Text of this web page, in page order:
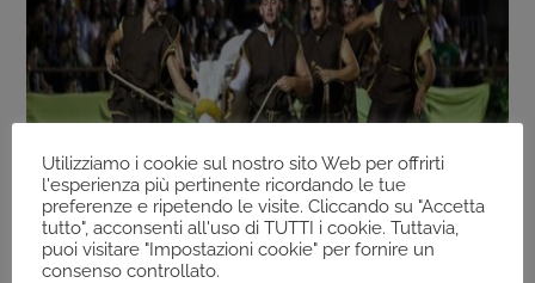
ARCHIVIO
Utilizziamo i cookie sul nostro sito Web per offrirti
l'esperienza più pertinente ricordando le tue
preferenze e ripetendo le visite. Cliccando su "Accetta
tutto", acconsenti all'uso di TUTTI i cookie. Tuttavia,
puoi visitare "Impostazioni cookie" per fornire un
consenso controllato.